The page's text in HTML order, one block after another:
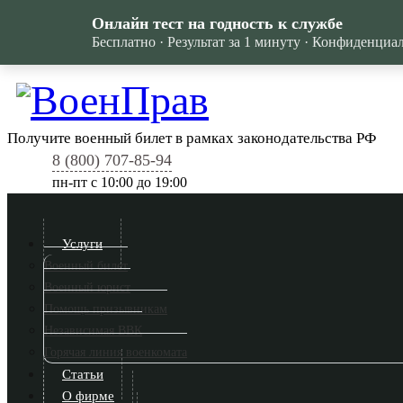
Получите военный билет в рамках законодательства РФ
8 (800) 707-85-94
пн-пт c 10:00 до 19:00
Услуги
Военный билет
Военный юрист
Помощь призывникам
Независимая ВВК
Горячая линия военкомата
Статьи
О фирме
Онлайн тест на годность к службе
Бесплатно · Результат за 1 минуту ·